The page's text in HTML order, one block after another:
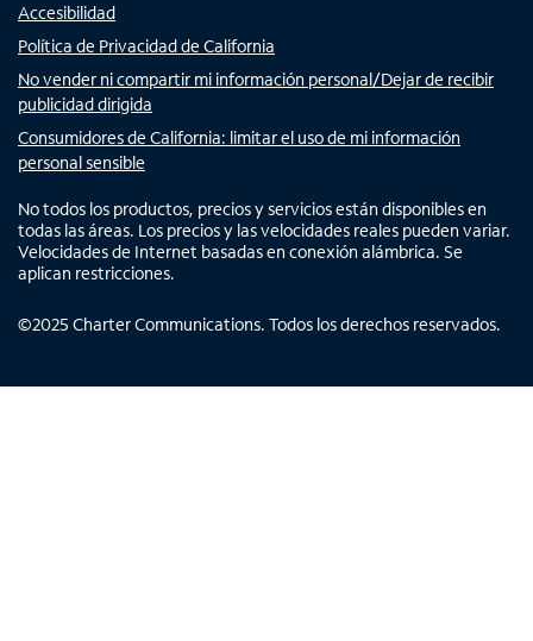
Accesibilidad
Política de Privacidad de California
No vender ni compartir mi información personal/Dejar de recibir
publicidad dirigida
Consumidores de California: limitar el uso de mi información
personal sensible
No todos los productos, precios y servicios están disponibles en
todas las áreas. Los precios y las velocidades reales pueden variar.
Velocidades de Internet basadas en conexión alámbrica. Se
aplican restricciones.
©2025 Charter Communications. Todos los derechos reservados.